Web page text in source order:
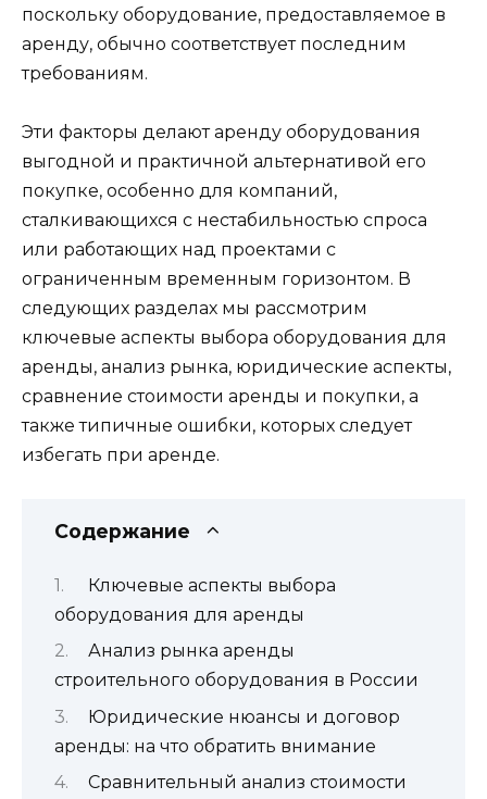
поскольку оборудование, предоставляемое в
аренду, обычно соответствует последним
требованиям.
Эти факторы делают аренду оборудования
выгодной и практичной альтернативой его
покупке, особенно для компаний,
сталкивающихся с нестабильностью спроса
или работающих над проектами с
ограниченным временным горизонтом. В
следующих разделах мы рассмотрим
ключевые аспекты выбора оборудования для
аренды, анализ рынка, юридические аспекты,
сравнение стоимости аренды и покупки, а
также типичные ошибки, которых следует
избегать при аренде.
Содержание
Ключевые аспекты выбора
оборудования для аренды
Анализ рынка аренды
строительного оборудования в России
Юридические нюансы и договор
аренды: на что обратить внимание
Сравнительный анализ стоимости